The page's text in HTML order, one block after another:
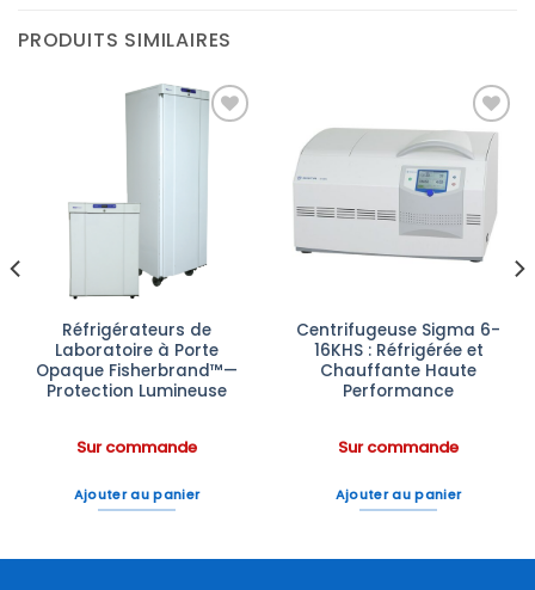
PRODUITS SIMILAIRES
Réfrigérateurs de
Laboratoire à Porte
Opaque Fisherbrand™—
Protection Lumineuse
Sur commande
Ajouter au panier
Ajouter
à la liste
d’envies
Centrifugeuse Sigma 6-
16KHS : Réfrigérée et
Chauffante Haute
Performance
Sur commande
Ajouter au panier